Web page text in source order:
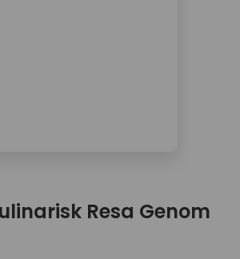
Resa Genom